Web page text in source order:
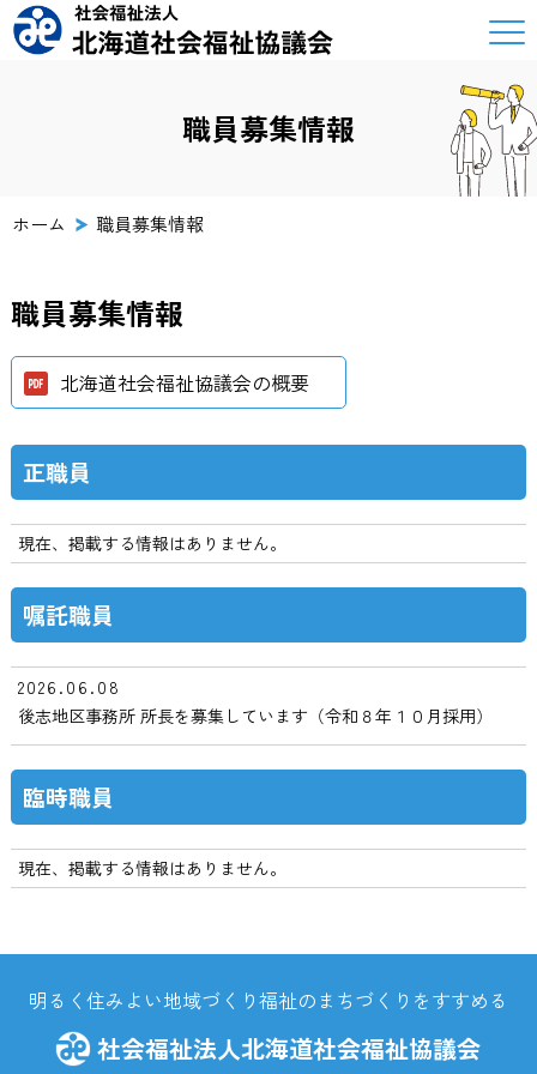
職員募集情報
ホーム 職員募集情報
職員募集情報
北海道社会福祉協議会の概要
正職員
現在、掲載する情報はありません。
嘱託職員
2026.06.08
後志地区事務所 所長を募集しています（令和８年１０月採用）
臨時職員
現在、掲載する情報はありません。
明るく住みよい地域づくり福祉のまちづくりをすすめる
社会福祉法人北海道社会福祉協議会